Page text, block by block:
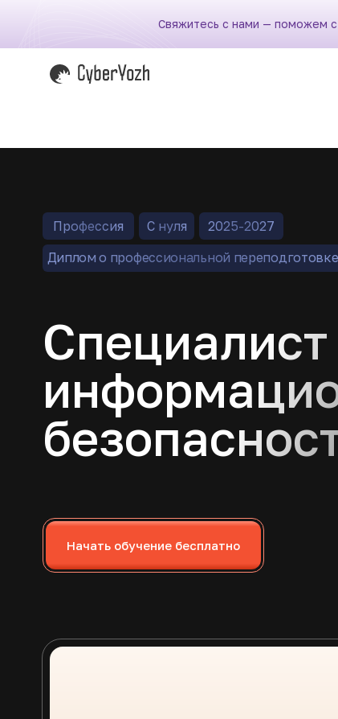
Свяжитесь с нами — поможем
Специалист
Начать обучение бесплатно
Диплом о профессиональной переподготовке
Профессия С нуля 2025-2027